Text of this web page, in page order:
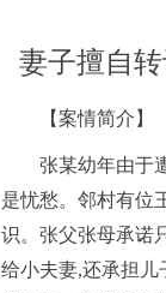
妻子擅自
【案情简介】
张某幼年由于
是忧愁。邻村有位
识。张父张母承诺
给小夫妻,还承担